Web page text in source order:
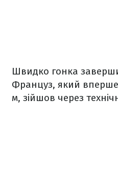
Швидко гонка
Француз, який вперше
м, зійшов через